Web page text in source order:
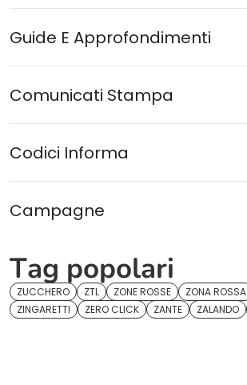
Guide E Approfondimenti
Comunicati Stampa
Codici Informa
Campagne
Tag popolari
ZUCCHERO ZTL ZONE ROSSE ZONA ROSSA
ZINGARETTI
ZERO CLICK ZANTE ZALANDO